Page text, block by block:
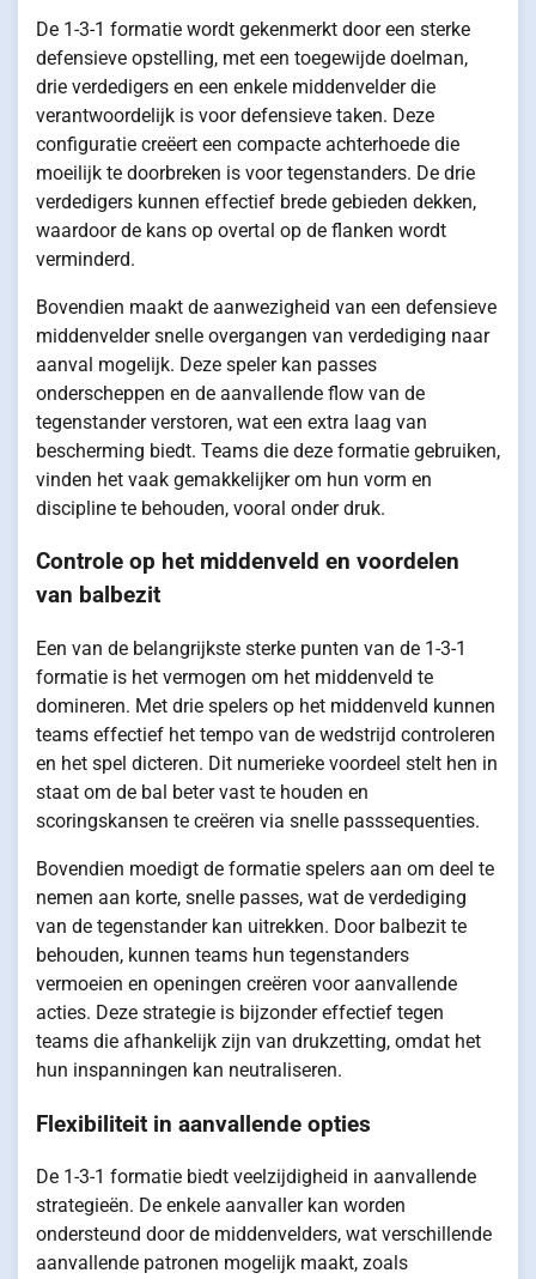
De 1-3-1 formatie wordt gekenmerkt door een sterke
defensieve opstelling, met een toegewijde doelman,
drie verdedigers en een enkele middenvelder die
verantwoordelijk is voor defensieve taken. Deze
configuratie creëert een compacte achterhoede die
moeilijk te doorbreken is voor tegenstanders. De drie
verdedigers kunnen effectief brede gebieden dekken,
waardoor de kans op overtal op de flanken wordt
verminderd.
Bovendien maakt de aanwezigheid van een defensieve
middenvelder snelle overgangen van verdediging naar
aanval mogelijk. Deze speler kan passes
onderscheppen en de aanvallende flow van de
tegenstander verstoren, wat een extra laag van
bescherming biedt. Teams die deze formatie gebruiken,
vinden het vaak gemakkelijker om hun vorm en
discipline te behouden, vooral onder druk.
Controle op het middenveld en voordelen
van balbezit
Een van de belangrijkste sterke punten van de 1-3-1
formatie is het vermogen om het middenveld te
domineren. Met drie spelers op het middenveld kunnen
teams effectief het tempo van de wedstrijd controleren
en het spel dicteren. Dit numerieke voordeel stelt hen in
staat om de bal beter vast te houden en
scoringskansen te creëren via snelle passsequenties.
Bovendien moedigt de formatie spelers aan om deel te
nemen aan korte, snelle passes, wat de verdediging
van de tegenstander kan uitrekken. Door balbezit te
behouden, kunnen teams hun tegenstanders
vermoeien en openingen creëren voor aanvallende
acties. Deze strategie is bijzonder effectief tegen
teams die afhankelijk zijn van drukzetting, omdat het
hun inspanningen kan neutraliseren.
Flexibiliteit in aanvallende opties
De 1-3-1 formatie biedt veelzijdigheid in aanvallende
strategieën. De enkele aanvaller kan worden
ondersteund door de middenvelders, wat verschillende
aanvallende patronen mogelijk maakt, zoals